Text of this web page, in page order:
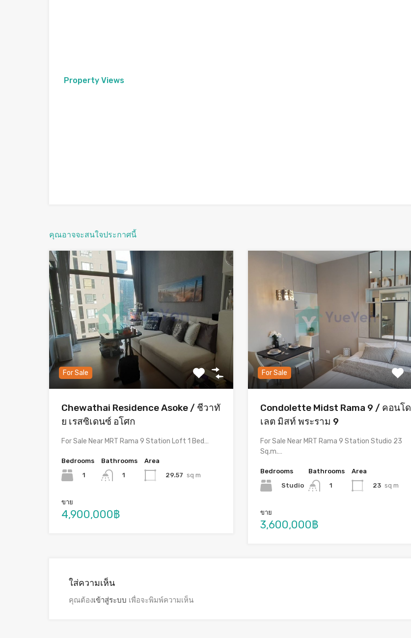
Property Views
คุณอาจจะสนใจประกาศนี้
For Sale
Chewathai Residence Asoke / ชีวาทั
ย เรสซิเดนซ์ อโศก
For Sale Near MRT Rama 9 Station Loft 1 Bed…
Bedrooms
1
Bathrooms
1
Area
29.57 sq m
ขาย
4,900,000฿
For Sale
Condolette Midst Rama 9 / คอนโด
เลต มิสท์ พระราม 9
For Sale Near MRT Rama 9 Station Studio 23
Sq.m.…
Bedrooms
Studio
Bathrooms
1
Area
23 sq m
ขาย
3,600,000฿
ใส่ความเห็น
คุณต้องเข้าสู่ระบบ เพื่อจะพิมพ์ความเห็น